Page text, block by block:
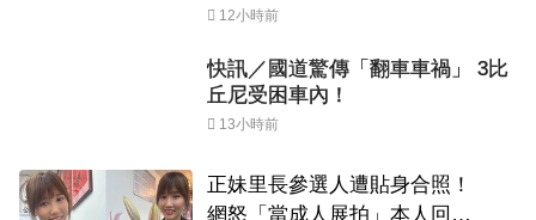
12小時前
快訊／國道驚傳「翻車車禍」 3比
丘尼受困車內！
13小時前
正妹里長參選人遭貼身合照！
網怒「當成人展拍」本人回應